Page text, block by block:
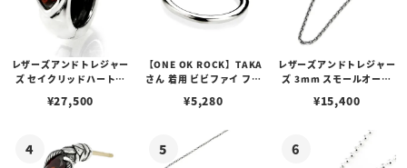
レザーズアンドトレジャー
ズ セイクリッドハートピ
¥27,500
【ONE OK ROCK】TAKA
さん 着用 ビビファイ フー
¥5,280
レザーズアンドトレジャー
ズ 3mm スモールオーバ
ブスタークラスプ＆LTロ
¥15,400